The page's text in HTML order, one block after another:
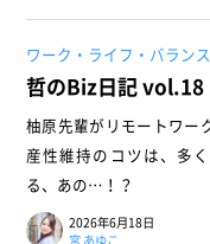
ワーク・ライフ・バランス
哲のBiz日記 vol.18
柚原先輩がリモートワー
産性維持のコツは、多
る、あの…！？
2026年6月18日
宮 あゆこ